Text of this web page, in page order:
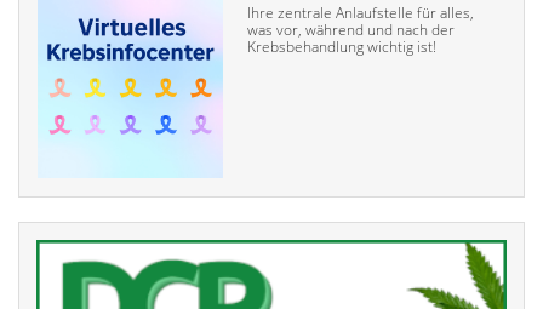
Ihre zentrale Anlaufstelle für alles,
was vor, während und nach der
Krebsbehandlung wichtig ist!